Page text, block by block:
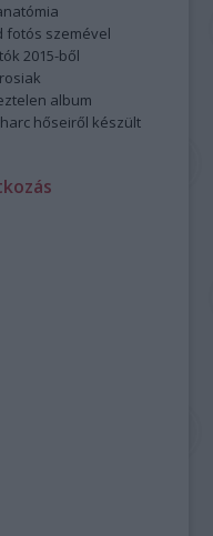
fotós szemével
2015-ből
album
hőseiről készült